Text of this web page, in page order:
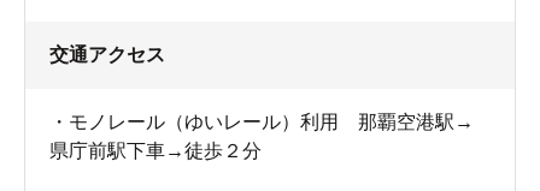
交通アクセス
・モノレール（ゆいレール）利用 那覇空港駅→
県庁前駅下車→徒歩２分